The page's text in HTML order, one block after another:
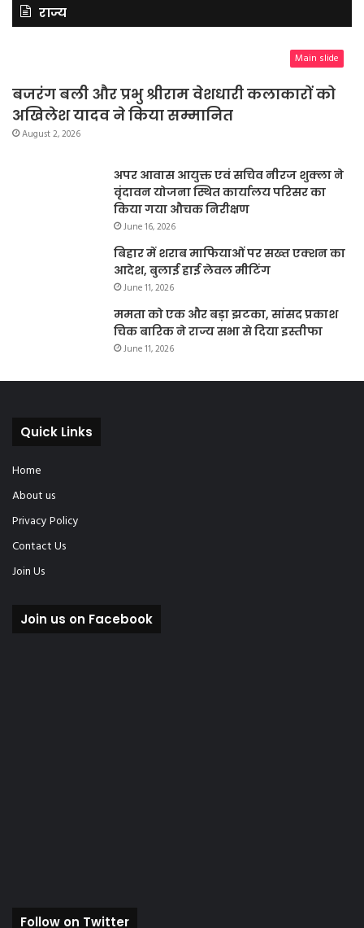
राज्य
Main slide
बजरंग बली और प्रभु श्रीराम वेशधारी कलाकारों को
अखिलेश यादव ने किया सम्मानित
August 2, 2026
अपर आवास आयुक्त एवं सचिव नीरज शुक्ला ने
वृंदावन योजना स्थित कार्यालय परिसर का
किया गया औचक निरीक्षण
June 16, 2026
बिहार में शराब माफियाओं पर सख्त एक्शन का
आदेश, बुलाई हाई लेवल मीटिंग
June 11, 2026
ममता को एक और बड़ा झटका, सांसद प्रकाश
चिक बारिक ने राज्य सभा से दिया इस्तीफा
June 11, 2026
Quick Links
Home
About us
Privacy Policy
Contact Us
Join Us
Join us on Facebook
Follow on Twitter